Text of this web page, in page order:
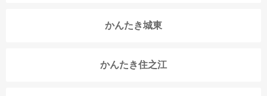
かんたき城東
かんたき住之江